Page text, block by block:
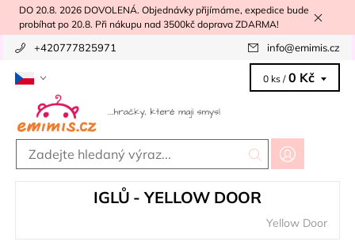
DO 20.8. 2026 DOVOLENÁ. Objednávky přijímáme, expedice bude
probíhat po 20.8. Při nákupu nad 3500kč doprava ZDARMA!
+420777825971 info@emimis.cz
0 ks / 0 Kč
IGLŮ - YELLOW DOOR
Yellow Door